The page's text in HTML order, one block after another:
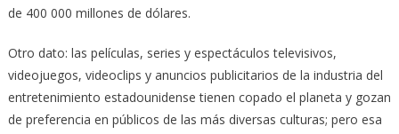
de 400 000 millones de dólares.
Otro dato: las películas, series y espectáculos televisivos,
videojuegos, videoclips y anuncios publicitarios de la industria del
entretenimiento estadounidense tienen copado el planeta y gozan
de preferencia en públicos de las más diversas culturas; pero esa